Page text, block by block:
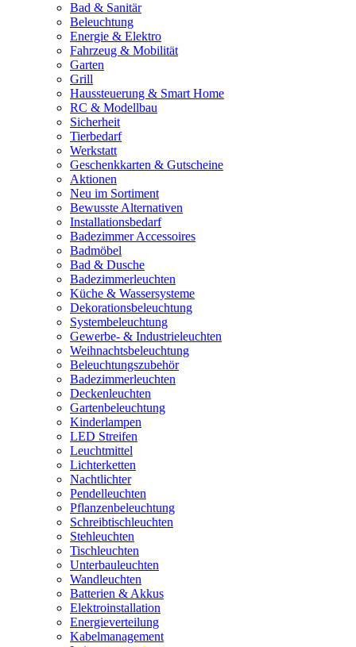
Bad & Sanitär
Beleuchtung
Energie & Elektro
Fahrzeug & Mobilität
Garten
Grill
Haussteuerung & Smart Home
RC & Modellbau
Sicherheit
Tierbedarf
Werkstatt
Geschenkkarten & Gutscheine
Aktionen
Neu im Sortiment
Bewusste Alternativen
Installationsbedarf
Badezimmer Accessoires
Badmöbel
Bad & Dusche
Badezimmerleuchten
Küche & Wassersysteme
Dekorationsbeleuchtung
Systembeleuchtung
Gewerbe- & Industrieleuchten
Weihnachtsbeleuchtung
Beleuchtungszubehör
Badezimmerleuchten
Deckenleuchten
Gartenbeleuchtung
Kinderlampen
LED Streifen
Leuchtmittel
Lichterketten
Nachtlichter
Pendelleuchten
Pflanzenbeleuchtung
Schreibtischleuchten
Stehleuchten
Tischleuchten
Unterbauleuchten
Wandleuchten
Batterien & Akkus
Elektroinstallation
Energieverteilung
Kabelmanagement